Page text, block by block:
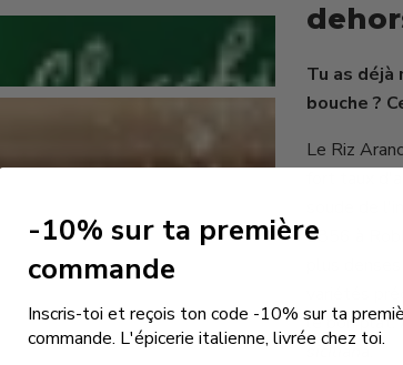
Tu as déjà
bouche ?
Le Riz
fort taux
soude de
1856 à
plus
variétés
le bon plat.
siciliana.
-10% sur ta première
commande
Inscris-toi et reçois ton code -10% sur ta
commande. L'épicerie italienne, livrée chez toi.